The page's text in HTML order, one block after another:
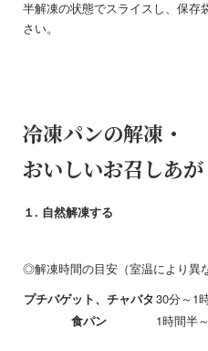
半解凍の状態でスライスし、保存
さい。
冷凍パンの解凍・
おいしいお召しあ
１. 自然解凍する
◎解凍時間の目安（室温により異
プチバゲット、チャバタ30分～1
食パン
1時間半